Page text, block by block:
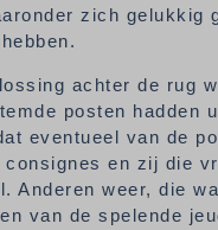
zich
achter de rug
posten
eventueel van de
consignes en zij die
Anderen weer, die
van de spelende